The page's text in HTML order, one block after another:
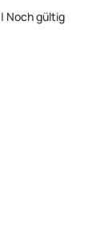
Noch gültig